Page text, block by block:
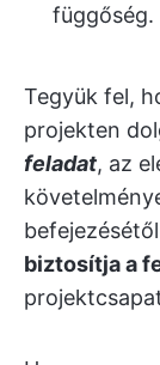
függőség.
Tegyük fel,
projekten
feladat, az
biztosítja a